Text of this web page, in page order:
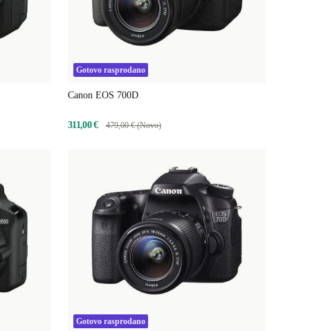
Gotovo rasprodano
Canon EOS 700D
311,00 € 479,00 € (Novo)
Gotovo rasprodano